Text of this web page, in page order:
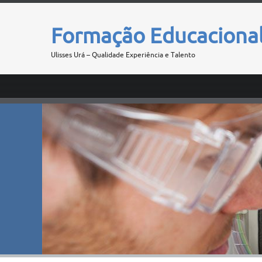
Formação
Ulisses Urá – Qualidade Experiência e Talento